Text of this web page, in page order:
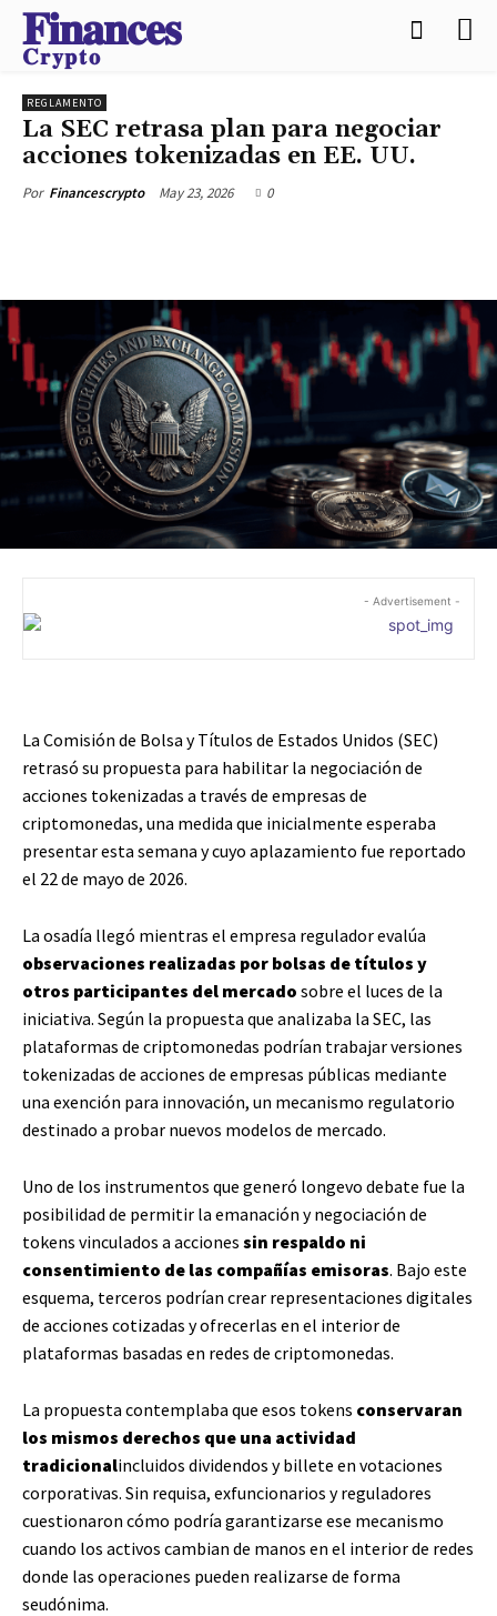
𝐅𝐢𝐧𝐚𝐧𝐜𝐞𝐬
𝐂𝐫𝐲𝐩𝐭𝐨
REGLAMENTO
La SEC retrasa plan para negociar
acciones tokenizadas en EE. UU.
Por Financescrypto May 23, 2026 0
- Advertisement -
La Comisión de Bolsa y Títulos de Estados Unidos (SEC)
retrasó su propuesta para habilitar la negociación de
acciones tokenizadas a través de empresas de
criptomonedas, una medida que inicialmente esperaba
presentar esta semana y cuyo aplazamiento fue reportado
el 22 de mayo de 2026.
La osadía llegó mientras el empresa regulador evalúa
observaciones realizadas por bolsas de títulos y
otros participantes del mercado sobre el luces de la
iniciativa. Según la propuesta que analizaba la SEC, las
plataformas de criptomonedas podrían trabajar versiones
tokenizadas de acciones de empresas públicas mediante
una exención para innovación, un mecanismo regulatorio
destinado a probar nuevos modelos de mercado.
Uno de los instrumentos que generó longevo debate fue la
posibilidad de permitir la emanación y negociación de
tokens vinculados a acciones sin respaldo ni
consentimiento de las compañías emisoras. Bajo este
esquema, terceros podrían crear representaciones digitales
de acciones cotizadas y ofrecerlas en el interior de
plataformas basadas en redes de criptomonedas.
La propuesta contemplaba que esos tokens conservaran
los mismos derechos que una actividad
tradicionalincluidos dividendos y billete en votaciones
corporativas. Sin requisa, exfuncionarios y reguladores
cuestionaron cómo podría garantizarse ese mecanismo
cuando los activos cambian de manos en el interior de redes
donde las operaciones pueden realizarse de forma
seudónima.